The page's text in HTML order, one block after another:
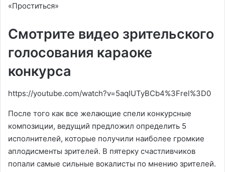
«Проститься»
Смотрите видео зрительского
голосования караоке
конкурса
https://youtube.com/watch?v=5aqIUTyBCb4%3Frel%3D0
После того как все желающие спели конкурсные
композиции, ведущий предложил определить 5
исполнителей, которые получили наиболее громкие
аплодисменты зрителей. В пятерку счастливчиков
попали самые сильные вокалисты по мнению зрителей.